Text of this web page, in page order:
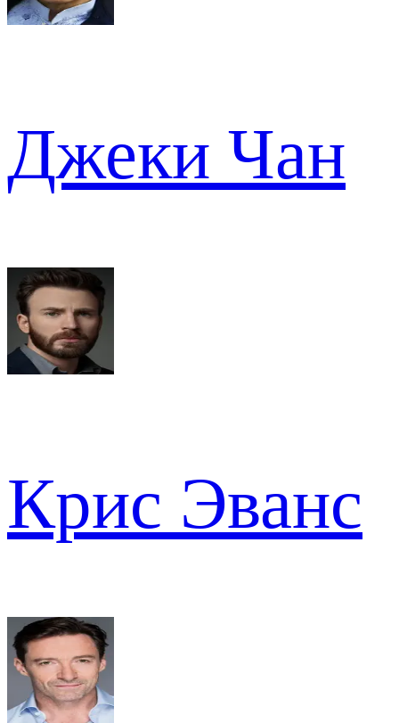
Джеки Чан
Крис Эванс